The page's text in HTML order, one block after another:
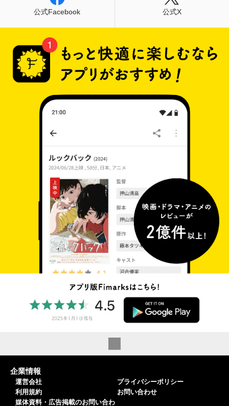
公式Facebook 公式X
企業情報
運営会社
利用規約
媒体資料・広告掲載のお問い合わ
プライバシーポリシー
お問い合わせ